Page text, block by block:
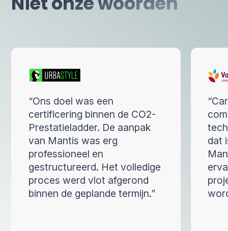
Niet onze woorden
“Ons doel was een
certificering binnen de CO2-
Prestatieladder. De aanpak
van Mantis was erg
professioneel en
gestructureerd. Het volledige
proces werd vlot afgerond
binnen de geplande termijn.”
dat